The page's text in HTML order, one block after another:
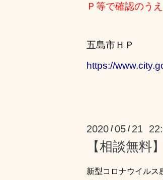
Ｐ等で確認のう
五島市ＨＰ
https://
2020 /05 / 21
【相談無料
新型コロナウイルス